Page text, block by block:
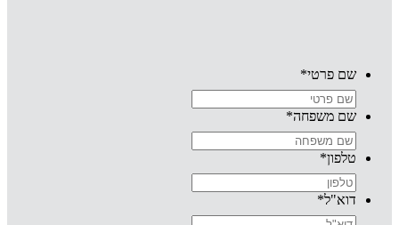
שם פרטי*
שם משפחה*
טלפון*
דוא"ל*